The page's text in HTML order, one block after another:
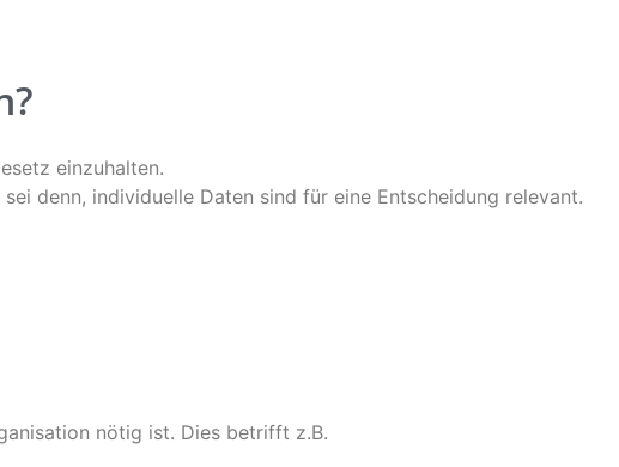
einzuhalten.
sei denn, individuelle Daten sind für eine Entscheidung relevant.
nötig ist. Dies betrifft z.B.